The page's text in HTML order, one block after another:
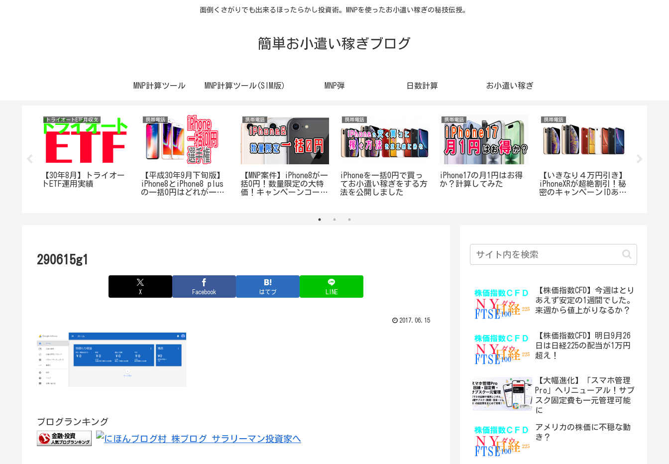
面倒くさがりでも出来るほったらかし投資術。MNPを使ったお小遣い稼ぎの秘技伝授。
簡単お小遣い稼ぎブログ
MNP計算ツール MNP計算ツール(SIM版） MNP弾 日数計算 お小遣い稼ぎ
トライオートETF月収支
【30年8月】トライオー
トETF運用実績
携帯電話
【平成30年9月下旬版】
iPhone8とiPhone8 plus
の一括0円はどれが一番
携帯電話
【MNP案件】iPhone8が一
括0円！数量限定の大特
価！キャンペーンコード
携帯電話
iPhoneを一括0円で買っ
てお小遣い稼ぎをする方
法を公開しました
携帯電話
iPhone17の月1円はお得
か？計算してみた
携帯電話
【いきなり４万円引き】
iPhoneXRが超絶割引！秘
密のキャンペーンIDあり
290615g1
X Facebook はてブ LINE
2017.06.15
ブログランキング
【株価指数CFD】今週はとり
あえず安定の1週間でした。
来週から値上がりなるか？
【株価指数CFD】明日9月26
日は日経225の配当が1万円
超え！
【大幅進化】「スマホ管理
Pro」へリニューアル！サブ
スク固定費も一元管理可能
に
アメリカの株価に不穏な動
き？